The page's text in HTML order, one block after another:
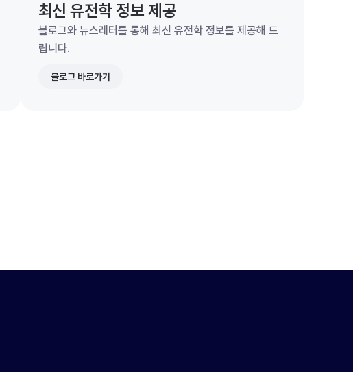
최신 유전학 정보 제공
블로그와 뉴스레터를 통해 최신 유전학 정보를 제공해 드
립니다.
블로그 바로가기